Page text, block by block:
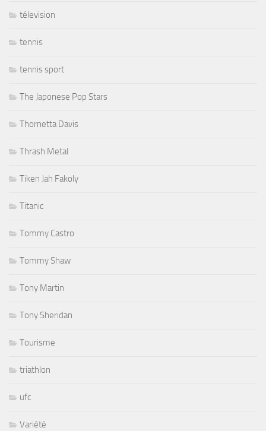
télevision
tennis
tennis sport
The Japonese Pop Stars
Thornetta Davis
Thrash Metal
Tiken Jah Fakoly
Titanic
Tommy Castro
Tommy Shaw
Tony Martin
Tony Sheridan
Tourisme
triathlon
ufc
Variété